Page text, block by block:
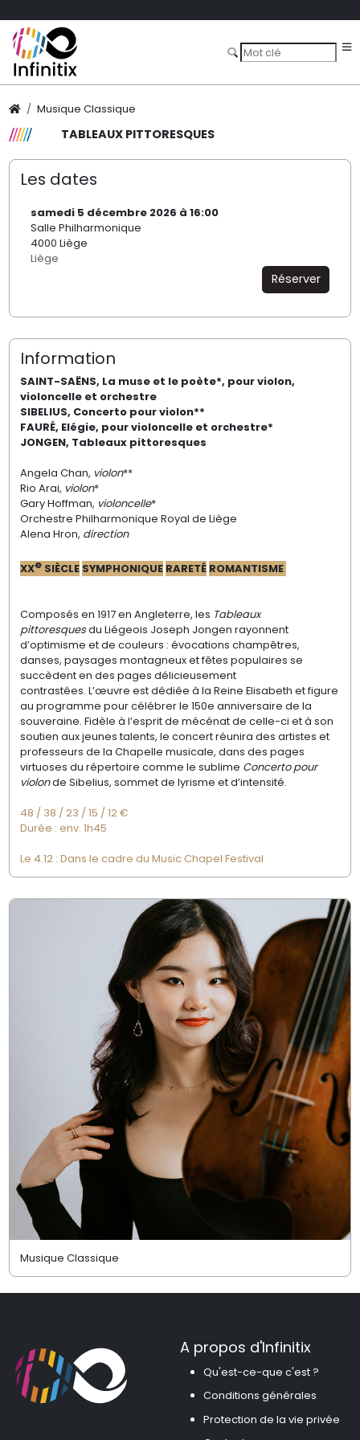
Musique Classique
TABLEAUX PITTORESQUES
Les dates
samedi 5 décembre 2026 à 16:00
Salle Philharmonique
4000 Liège
Liège
Réserver
Information
SAINT-SAËNS, La muse et le poète*, pour violon,
violoncelle et orchestre
SIBELIUS, Concerto pour violon**
FAURÉ, Elégie, pour violoncelle et orchestre*
JONGEN, Tableauxpittoresques
Angela Chan, violon**
Rio Arai, violon*
Gary Hoffman, violoncelle*
Orchestre Philharmonique Royal de Liège
Alena Hron, direction
XXe SIÈCLE SYMPHONIQUE RARETÉ ROMANTISME
Composés en 1917 en Angleterre, les Tableaux
pittoresquesdu Liégeois Joseph Jongen rayonnent
d’optimisme et de couleurs : évocations champêtres,
danses, paysages montagneux et fêtes populaires se
succèdenten des pages délicieusement
contrastées. L’œuvre est dédiée à la Reine Elisabeth et figure
au programme pour célébrerle 150e anniversaire de la
souveraine. Fidèle à l’esprit de mécénat de celle-ci et à son
soutien aux jeunes talents, le concert réunira des artistes et
professeurs de la Chapelle musicale, dans des pages
virtuoses du répertoire comme le sublime Concerto pour
violonde Sibelius, sommet de lyrisme et d’intensité.
48 / 38 /23 /15 /12 €
Durée : env. 1h45
Le 4.12 : Dans le cadre du Music Chapel Festival
Musique Classique
A propos d'Infinitix
Qu'est-ce-que c'est ?
Conditions générales
Protection de la vie privée